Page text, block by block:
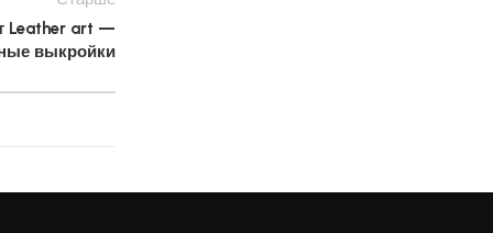
Leather art —
выкройки